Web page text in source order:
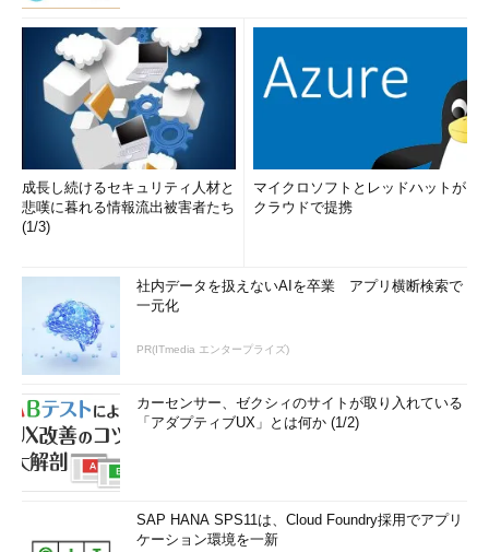
成長し続けるセキュリティ人材と
悲嘆に暮れる情報流出被害者たち
(1/3)
マイクロソフトとレッドハットが
クラウドで提携
社内データを扱えないAIを卒業 アプリ横断検索で
一元化
PR(ITmedia エンタープライズ)
カーセンサー、ゼクシィのサイトが取り入れている
「アダプティブUX」とは何か (1/2)
SAP HANA SPS11は、Cloud Foundry採用でアプリ
ケーション環境を一新